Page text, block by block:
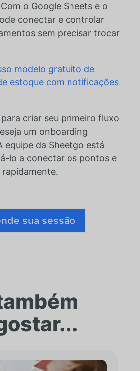
o Google Sheets e o
conectar e controlar
sem precisar trocar
modelo gratuito de
estoque com notificações
criar seu primeiro fluxo
um onboarding
equipe da Sheetgo está
lo a conectar os pontos e
sua sessão